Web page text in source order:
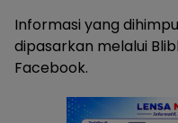
Informasi yang
dipasarkan melalui
Facebook.